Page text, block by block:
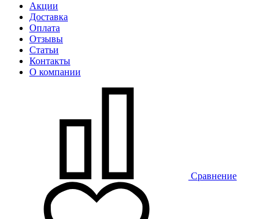
Акции
Доставка
Оплата
Отзывы
Статьи
Контакты
О компании
Сравнение